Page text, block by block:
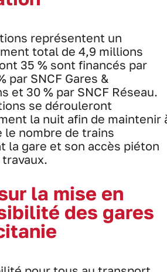
représentent un
total de 4,9 millions
35 % sont financés par
par SNCF Gares &
et 30 % par SNCF Réseau.
se dérouleront
la nuit afin de maintenir
le nombre de trains
la gare et son accès piéton
la mise en
des gares